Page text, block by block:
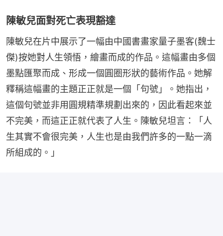
陳敏兒面對死亡表現豁達
陳敏兒在片中展示了一幅由中國書畫家量子墨客(魏士
傑)按她對人生領悟，繪畫而成的作品。這幅畫由多個
墨點匯聚而成、形成一個圓圈形狀的藝術作品。她解
釋稱這幅畫的主題正正就是一個「句號」。她指出，
這個句號並非用圓規精準規劃出來的，因此看起來並
不完美，而這正正就代表了人生。陳敏兒坦言：「人
生其實不會很完美，人生也是由我們許多的一點一滴
所組成的。」